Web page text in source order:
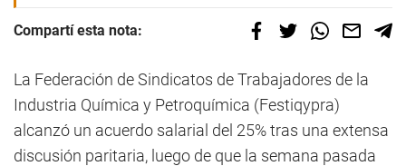
Compartí esta nota:
La Federación de Sindicatos de Trabajadores de la
Industria Química y Petroquímica (Festiqypra)
alcanzó un acuerdo salarial del 25% tras una extensa
discusión paritaria, luego de que la semana pasada